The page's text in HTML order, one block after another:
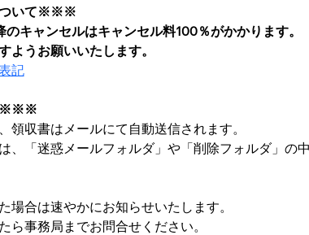
いて※※※
のキャンセルはキャンセル料100％がかかります。
ようお願いいたします。
記
※※※
収書はメールにて自動送信されます。
、「迷惑メールフォルダ」や「削除フォルダ」の
場合は速やかにお知らせいたします。
ら事務局までお問合せください。